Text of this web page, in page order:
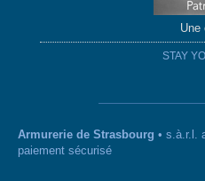
Une
STAY
Armurerie de Strasbourg • s.à.r.l.
paiement sécurisé